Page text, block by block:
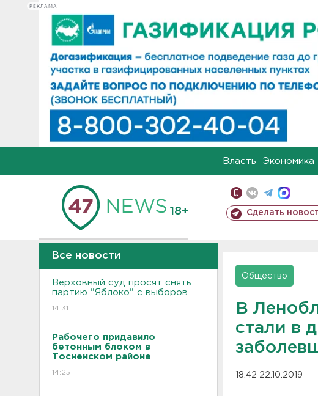
РЕКЛАМА
Власть Экономика
18+ Сделать
Все новости
Верховный суд просят снять
партию "Яблоко" с выборов
14:31
Рабочего придавило
бетонным блоком в
Тосненском районе
14:25
Общество
В
стали в
18:42 22.10.2019